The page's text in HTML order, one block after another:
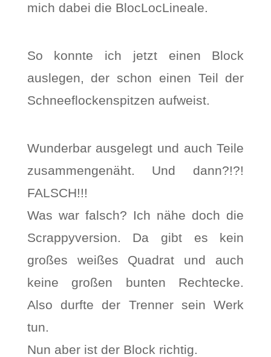
mich dabei die BlocLocLineale.
So konnte ich jetzt einen Block
auslegen, der schon einen Teil der
Schneeflockenspitzen aufweist.
Wunderbar ausgelegt und auch Teile
zusammengenäht. Und dann?!?!
FALSCH!!!
Was war falsch? Ich nähe doch die
Scrappyversion. Da gibt es kein
großes weißes Quadrat und auch
keine großen bunten Rechtecke.
Also durfte der Trenner sein Werk
tun.
Nun aber ist der Block richtig.